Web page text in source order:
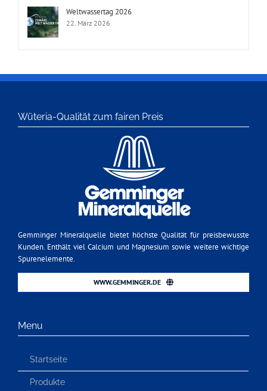
Weltwassertag 2026
22. März 2026
Wüteria-Qualität zum fairen Preis
Gemminger Mineralquelle bietet höchste Qualität für preisbewusste
Kunden. Enthält viel Calcium und Magnesium sowie weitere wichtige
Spurenelemente.
WWW.GEMMINGER.DE
Menu
Startseite
Produkte